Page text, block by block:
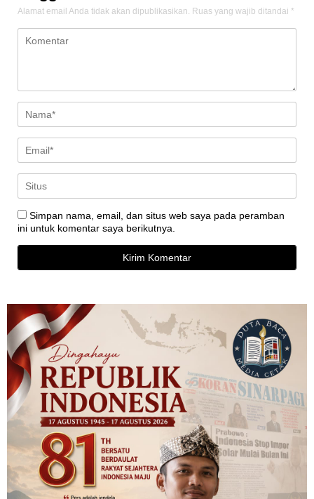
Alamat email Anda tidak akan dipublikasikan. Ruas yang wajib ditandai *
Simpan nama, email, dan situs web saya pada peramban
ini untuk komentar saya berikutnya.